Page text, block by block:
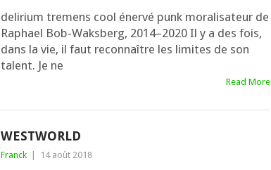
deli­rium tre­mens cool éner­vé punk mora­li­sa­teur de
Raphael Bob-Waksberg, 2014–2020 Il y a des fois,
dans la vie, il faut recon­naître les limites de son
talent. Je ne
Read More
WESTWORLD
Franck 14 août 2018